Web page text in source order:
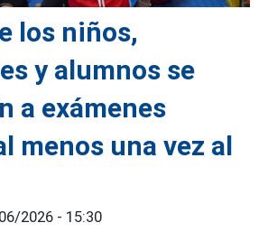
los niños,
y alumnos se
a exámenes
menos una vez al
2026 - 15:30